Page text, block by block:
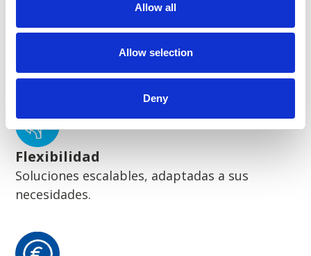
Allow all
Allow selection
Deny
Flexibilidad
Soluciones escalables, adaptadas a sus
necesidades.